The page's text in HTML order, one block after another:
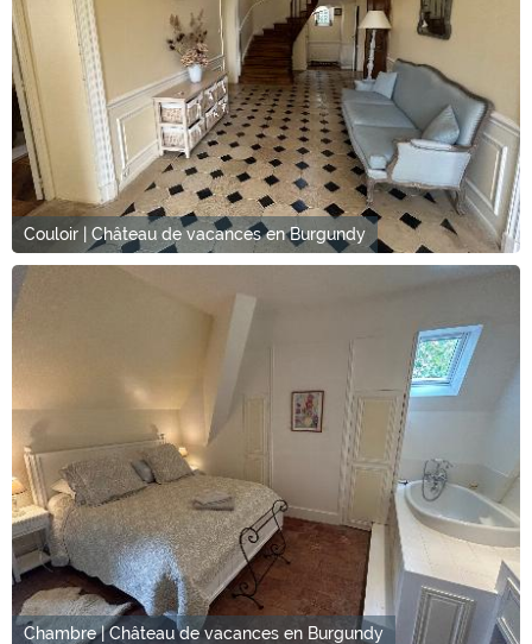
Couloir | Château de vacances en Burgundy
Chambre | Château de vacances en Burgundy